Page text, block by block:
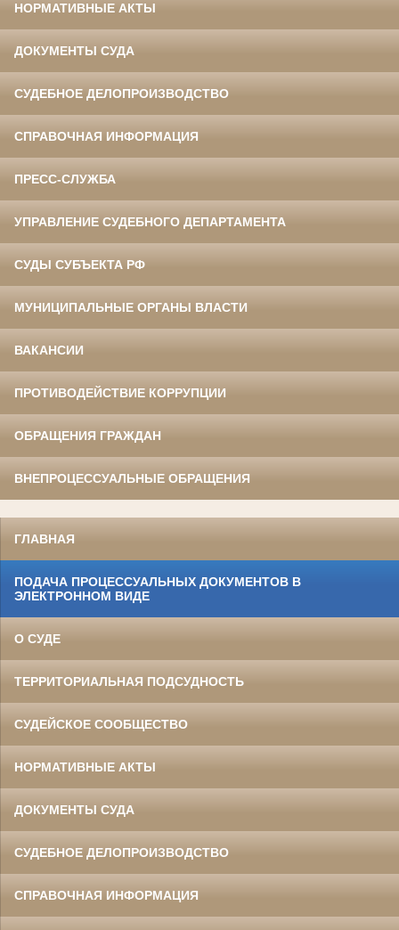
НОРМАТИВНЫЕ АКТЫ
ДОКУМЕНТЫ СУДА
СУДЕБНОЕ ДЕЛОПРОИЗВОДСТВО
СПРАВОЧНАЯ ИНФОРМАЦИЯ
ПРЕСС-СЛУЖБА
УПРАВЛЕНИЕ СУДЕБНОГО ДЕПАРТАМЕНТА
СУДЫ СУБЪЕКТА РФ
МУНИЦИПАЛЬНЫЕ ОРГАНЫ ВЛАСТИ
ВАКАНСИИ
ПРОТИВОДЕЙСТВИЕ КОРРУПЦИИ
ОБРАЩЕНИЯ ГРАЖДАН
ВНЕПРОЦЕССУАЛЬНЫЕ ОБРАЩЕНИЯ
ГЛАВНАЯ
ПОДАЧА ПРОЦЕССУАЛЬНЫХ ДОКУМЕНТОВ В
ЭЛЕКТРОННОМ ВИДЕ
О СУДЕ
ТЕРРИТОРИАЛЬНАЯ ПОДСУДНОСТЬ
СУДЕЙСКОЕ СООБЩЕСТВО
НОРМАТИВНЫЕ АКТЫ
ДОКУМЕНТЫ СУДА
СУДЕБНОЕ ДЕЛОПРОИЗВОДСТВО
СПРАВОЧНАЯ ИНФОРМАЦИЯ